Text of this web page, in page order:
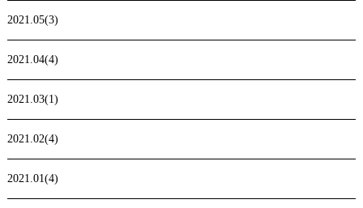
2021.05(3)
2021.04(4)
2021.03(1)
2021.02(4)
2021.01(4)